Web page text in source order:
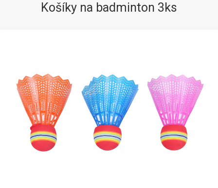
Košíky na badminton 3ks